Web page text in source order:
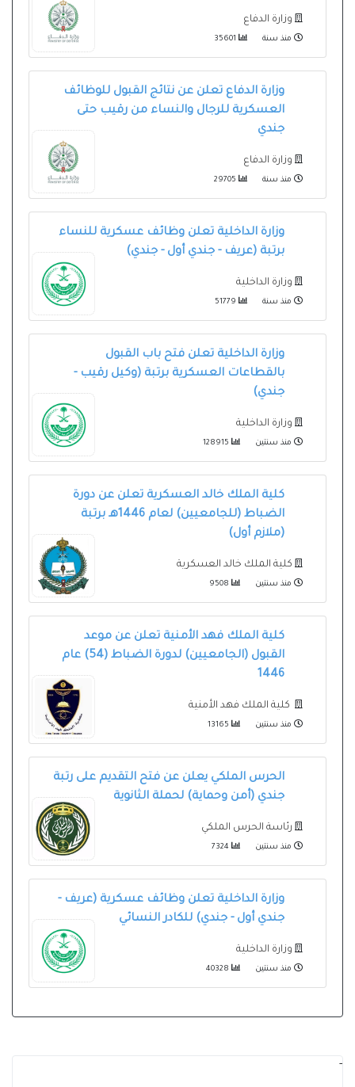
وزارة الدفاع
منذ سنة
وزارة الدفاع تعلن عن نتائج القبول للوظائف
العسكرية للرجال والنساء من رقيب حتى
جندي
وزارة الدفاع
منذ سنة
وزارة الداخلية تعلن وظائف عسكرية للنساء
برتبة (عريف - جندي أول - جندي)
وزارة الداخلية
منذ سنة
وزارة الداخلية تعلن فتح باب القبول
بالقطاعات العسكرية برتبة (وكيل رقيب -
جندي)
وزارة الداخلية
منذ سنتين
كلية الملك خالد العسكرية تعلن عن دورة
الضباط (للجامعيين) لعام 1446هـ برتبة
(ملازم أول)
كلية الملك خالد العسكرية
منذ سنتين
كلية الملك فهد الأمنية تعلن عن موعد
القبول (الجامعيين) لدورة الضباط (54) عام
1446
كلية الملك فهد الأمنية
منذ سنتين
الحرس الملكي يعلن عن فتح التقديم على رتبة
جندي (أمن وحماية) لحملة الثانوية
رئاسة الحرس الملكي
منذ سنتين
وزارة الداخلية تعلن وظائف عسكرية (عريف -
جندي أول - جندي) للكادر النسائي
وزارة الداخلية
منذ سنتين
-